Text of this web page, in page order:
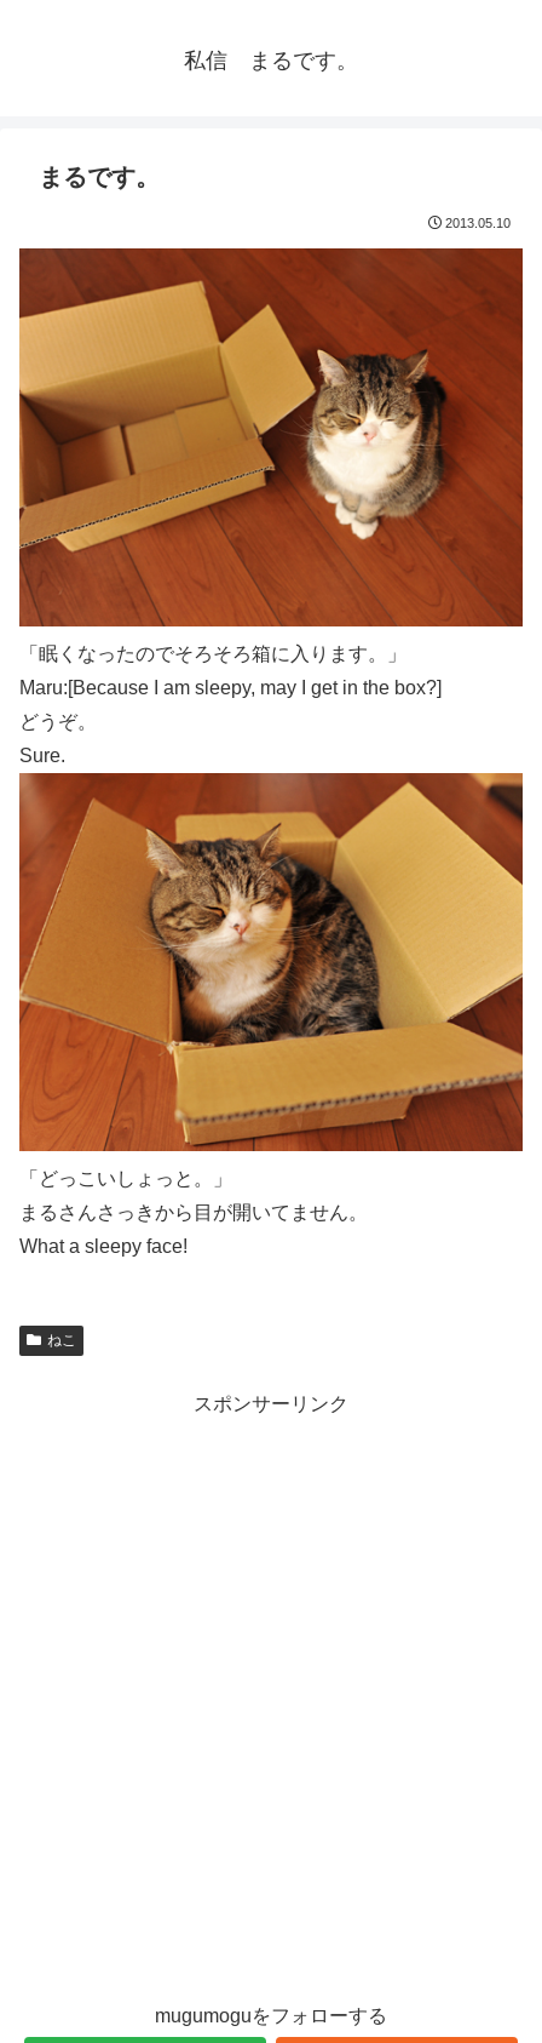
私信 まるです。
まるです。
2013.05.10
「眠くなったのでそろそろ箱に入ります。」
Maru:[Because I am sleepy, may I get in the box?]
どうぞ。
Sure.
「どっこいしょっと。」
まるさんさっきから目が開いてません。
What a sleepy face!
ねこ
スポンサーリンク
mugumoguをフォローする